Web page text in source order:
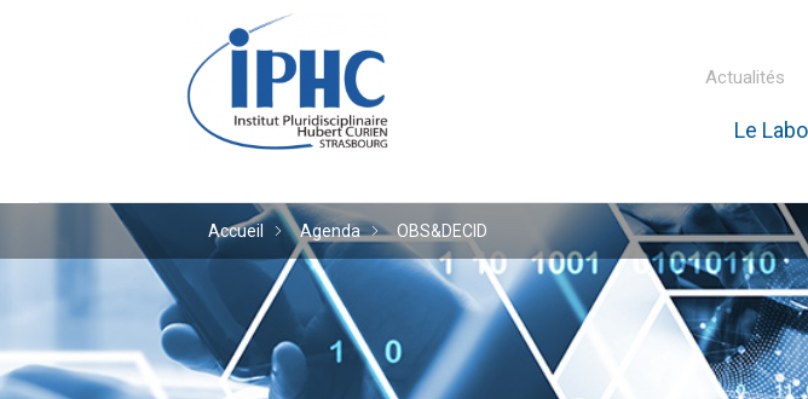
Institut pluridisciplinaire Hubert
Actualités
Le
Accueil Agenda OBS&DECID